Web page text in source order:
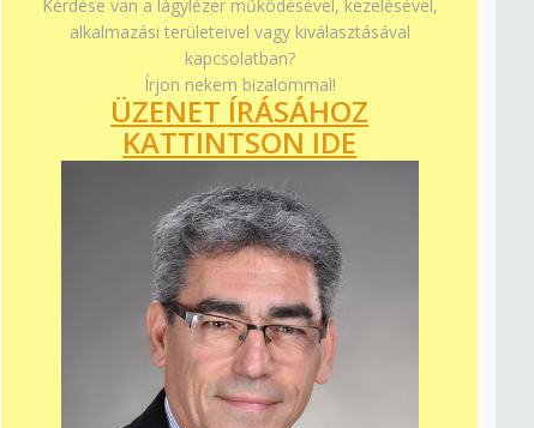
Kérdése van a lágylézer működésével, kezelésével,
alkalmazási területeivel vagy kiválasztásával
kapcsolatban?
Írjon nekem bizalommal!
ÜZENET ÍRÁSÁHOZ
KATTINTSON IDE